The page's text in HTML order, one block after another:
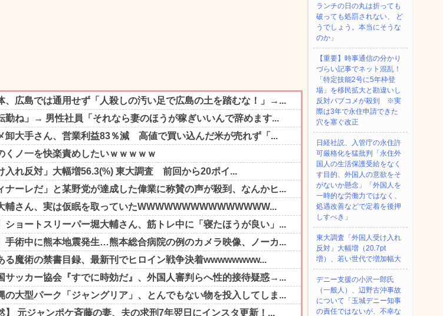
ランチの日の丸は折っても
破っても処罰されない、 ど
うでしょう。本当にそうな
のか」
【重要】時事通信の分かり
づらい記事でネット混乱！
「特定技能2号に5年枠登
場」を移民拡大と勘違いし
反対パブコメが殺到 ※実
際は3年で永住申請できた
穴を塞ぐ改正
日経社説、入管庁の永住許
可厳格化を猛批判「永住外
国人の生活保護受給をなく
す目的、外国人の意欲をそ
がないか懸念」「外国人を
一時的な労働力ではなく、
処遇改善などで定着を後押
しすべき」
東大調査「外国人受け入れ
反対」大幅増（20.7pt
増）、若い世代で増加幅大
デニー支援の小沢一郎氏
（一般人）、辺野古沖事故
について「玉城デニー知事
の責任ではないが、不幸な